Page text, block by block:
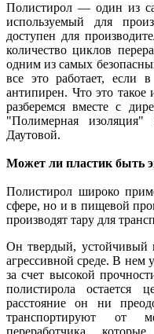
Полистирол — один из
используемый для
доступен для
количество циклов
одним из самых
все это работает, если
антипирен. Что это
разберемся вместе с
"Полимерная
Даутовой.
Может ли пластик быть
Полистирол широко
сфере, но и в пищевой
производят тару для
Он твердый, устойчивый
агрессивной среде. В нем
за счет высокой
полистирола
расстояние он ни
транспортируют от